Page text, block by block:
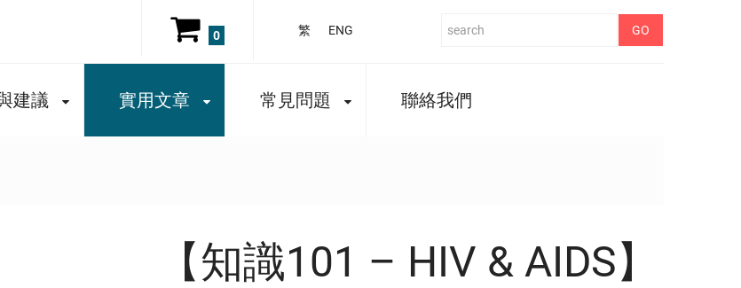
繁 ENG
0
建議 實用文章 常見問題 聯絡我們
【知識101 – HIV & AIDS】